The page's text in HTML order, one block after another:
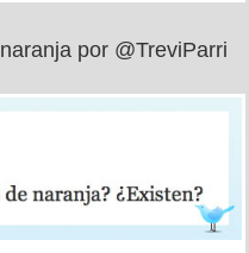
por @TreviParri